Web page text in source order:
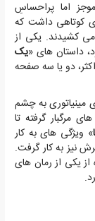
اما پراحساسِ
کوتاهی داشت که
کشیدند. یکی از
داستان های «یک
دو یا سه صفحه
به چشم
مرگبار گرفته تا
» ویژگی های به کار
نیز به کار گرفت.
از یکی از رمان های